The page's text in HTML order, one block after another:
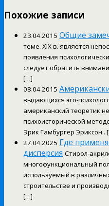
Похожие записи
23.04.2015 Общие
теме. XIX в. является
появления
следует обратить
[…]
08.04.2015
выдающихся эго-
американский теоретик
психоисторической
Эрик Гамбургер Эриксон .
27.04.2025 Где
дисперсия Стирол-
многофункциональный
используемый в
строительстве и
[…]